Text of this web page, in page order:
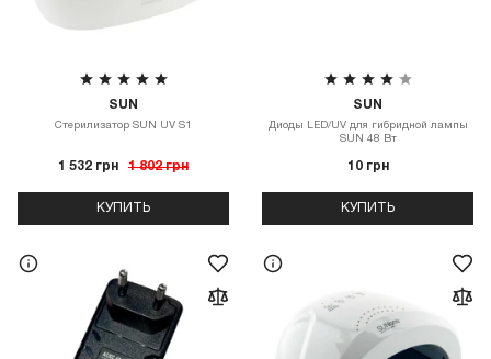
SUN
Стерилизатор SUN UV S1
1 532 грн 1 802 грн
КУПИТЬ
SUN
Диоды LED/UV для гибридной лампы
SUN 48 Вт
10 грн
КУПИТЬ